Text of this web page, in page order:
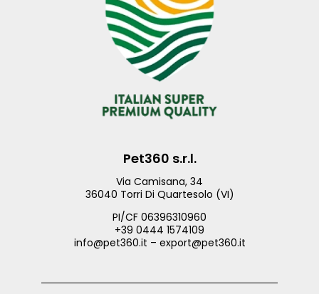
Pet360 s.r.l.
Via Camisana, 34
36040 Torri Di Quartesolo (VI)
PI/CF 06396310960
+39 0444 1574109
info@pet360.it – export@pet360.it